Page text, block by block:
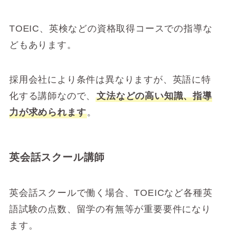
TOEIC、英検などの資格取得コースでの指導な
どもあります。
採用会社により条件は異なりますが、英語に特
化する講師なので、文法などの高い知識、指導
力が求められます。
英会話スクール講師
英会話スクールで働く場合、TOEICなど各種英
語試験の点数、留学の有無等が重要要件になり
ます。